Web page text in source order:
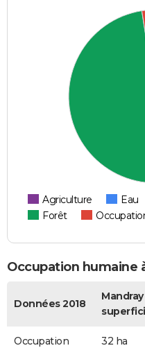
Agriculture Eau
Forêt
Occupation humaine
Données 2018
Mandray
Occupation
32 ha